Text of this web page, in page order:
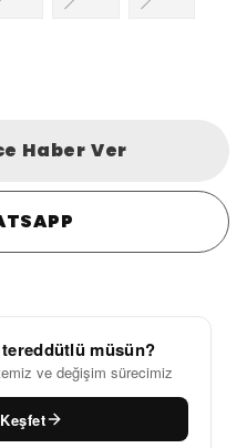
Haber Ver
müsün?
ve değişim sürecimiz